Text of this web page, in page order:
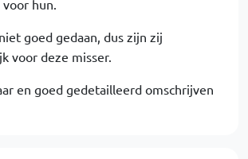
hun.
goed gedaan, dus zijn zij
voor deze misser.
en goed gedetailleerd omschrijven